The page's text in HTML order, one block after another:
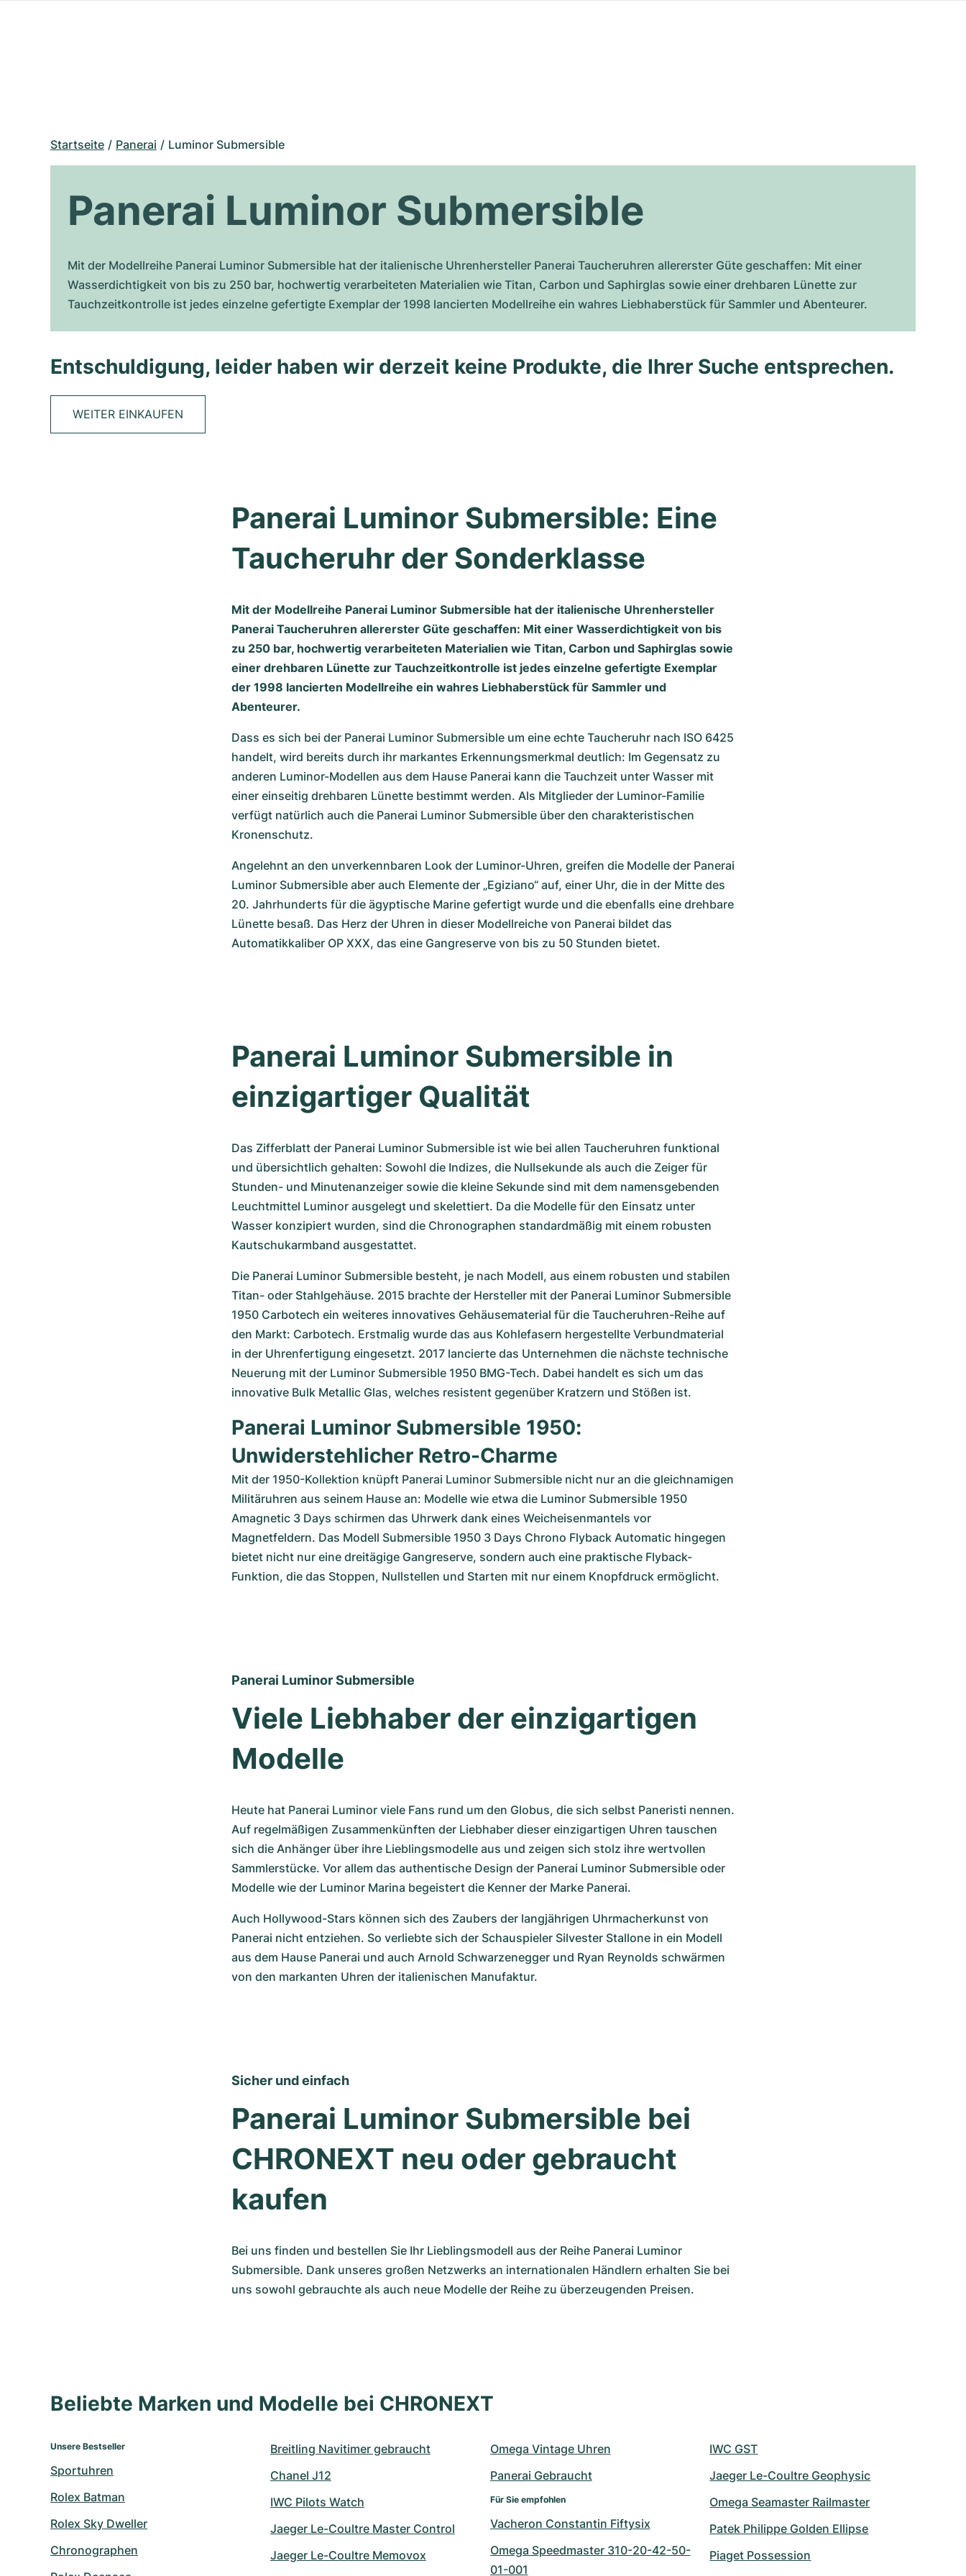
Startseite Panerai Luminor Submersible
Panerai Luminor Submersible
Mit der Modellreihe Panerai Luminor Submersible hat der italienische Uhrenhersteller Panerai Taucheruhren allererster Güte geschaffen: Mit einer
Wasserdichtigkeit von bis zu 250 bar, hochwertig verarbeiteten Materialien wie Titan, Carbon und Saphirglas sowie einer drehbaren Lünette zur
Tauchzeitkontrolle ist jedes einzelne gefertigte Exemplar der 1998 lancierten Modellreihe ein wahres Liebhaberstück für Sammler und Abenteurer.
Entschuldigung, leider haben wir derzeit keine Produkte, die Ihrer Suche entsprechen.
WEITER EINKAUFEN
Panerai Luminor Submersible: Eine
Taucheruhr der Sonderklasse
Mit der Modellreihe Panerai Luminor Submersible hat der italienische Uhrenhersteller
Panerai Taucheruhren allererster Güte geschaffen: Mit einer Wasserdichtigkeit von bis
zu 250 bar, hochwertig verarbeiteten Materialien wie Titan, Carbon und Saphirglas sowie
einer drehbaren Lünette zur Tauchzeitkontrolle ist jedes einzelne gefertigte Exemplar
der 1998 lancierten Modellreihe ein wahres Liebhaberstück für Sammler und
Abenteurer.
Dass es sich bei der Panerai Luminor Submersible um eine echte Taucheruhr nach ISO 6425
handelt, wird bereits durch ihr markantes Erkennungsmerkmal deutlich: Im Gegensatz zu
anderen Luminor-Modellen aus dem Hause Panerai kann die Tauchzeit unter Wasser mit
einer einseitig drehbaren Lünette bestimmt werden. Als Mitglieder der Luminor-Familie
verfügt natürlich auch die Panerai Luminor Submersible über den charakteristischen
Kronenschutz.
Angelehnt an den unverkennbaren Look der Luminor-Uhren, greifen die Modelle der Panerai
Luminor Submersible aber auch Elemente der „Egiziano“ auf, einer Uhr, die in der Mitte des
20. Jahrhunderts für die ägyptische Marine gefertigt wurde und die ebenfalls eine drehbare
Lünette besaß. Das Herz der Uhren in dieser Modellreiche von Panerai bildet das
Automatikkaliber OP XXX, das eine Gangreserve von bis zu 50 Stunden bietet.
Panerai Luminor Submersible in
einzigartiger Qualität
Das Zifferblatt der Panerai Luminor Submersible ist wie bei allen Taucheruhren funktional
und übersichtlich gehalten: Sowohl die Indizes, die Nullsekunde als auch die Zeiger für
Stunden- und Minutenanzeiger sowie die kleine Sekunde sind mit dem namensgebenden
Leuchtmittel Luminor ausgelegt und skelettiert. Da die Modelle für den Einsatz unter
Wasser konzipiert wurden, sind die Chronographen standardmäßig mit einem robusten
Kautschukarmband ausgestattet.
Die Panerai Luminor Submersible besteht, je nach Modell, aus einem robusten und stabilen
Titan- oder Stahlgehäuse. 2015 brachte der Hersteller mit der Panerai Luminor Submersible
1950 Carbotech ein weiteres innovatives Gehäusematerial für die Taucheruhren-Reihe auf
den Markt: Carbotech. Erstmalig wurde das aus Kohlefasern hergestellte Verbundmaterial
in der Uhrenfertigung eingesetzt. 2017 lancierte das Unternehmen die nächste technische
Neuerung mit der Luminor Submersible 1950 BMG-Tech. Dabei handelt es sich um das
innovative Bulk Metallic Glas, welches resistent gegenüber Kratzern und Stößen ist.
Panerai Luminor Submersible 1950:
Unwiderstehlicher Retro-Charme
Mit der 1950-Kollektion knüpft Panerai Luminor Submersible nicht nur an die gleichnamigen
Militäruhren aus seinem Hause an: Modelle wie etwa die Luminor Submersible 1950
Amagnetic 3 Days schirmen das Uhrwerk dank eines Weicheisenmantels vor
Magnetfeldern. Das Modell Submersible 1950 3 Days Chrono Flyback Automatic hingegen
bietet nicht nur eine dreitägige Gangreserve, sondern auch eine praktische Flyback-
Funktion, die das Stoppen, Nullstellen und Starten mit nur einem Knopfdruck ermöglicht.
Panerai Luminor Submersible
Viele Liebhaber der einzigartigen
Modelle
Heute hat Panerai Luminor viele Fans rund um den Globus, die sich selbst Paneristi nennen.
Auf regelmäßigen Zusammenkünften der Liebhaber dieser einzigartigen Uhren tauschen
sich die Anhänger über ihre Lieblingsmodelle aus und zeigen sich stolz ihre wertvollen
Sammlerstücke. Vor allem das authentische Design der Panerai Luminor Submersible oder
Modelle wie der Luminor Marina begeistert die Kenner der Marke Panerai.
Auch Hollywood-Stars können sich des Zaubers der langjährigen Uhrmacherkunst von
Panerai nicht entziehen. So verliebte sich der Schauspieler Silvester Stallone in ein Modell
aus dem Hause Panerai und auch Arnold Schwarzenegger und Ryan Reynolds schwärmen
von den markanten Uhren der italienischen Manufaktur.
Sicher und einfach
Panerai Luminor Submersible bei
CHRONEXT neu oder gebraucht
kaufen
Bei uns finden und bestellen Sie Ihr Lieblingsmodell aus der Reihe Panerai Luminor
Submersible. Dank unseres großen Netzwerks an internationalen Händlern erhalten Sie bei
uns sowohl gebrauchte als auch neue Modelle der Reihe zu überzeugenden Preisen.
Beliebte Marken und Modelle bei CHRONEXT
Unsere Bestseller
Sportuhren
Rolex Batman
Rolex Sky Dweller
Chronographen
Breitling Navitimer gebraucht
Chanel J12
IWC Pilots Watch
Jaeger Le-Coultre Master Control
Jaeger Le-Coultre Memovox
Omega Vintage Uhren
Panerai Gebraucht
Für Sie empfohlen
Vacheron Constantin Fiftysix
Omega Speedmaster 310-20-42-50-
01-001
IWC GST
Jaeger Le-Coultre Geophysic
Omega Seamaster Railmaster
Patek Philippe Golden Ellipse
Piaget Possession